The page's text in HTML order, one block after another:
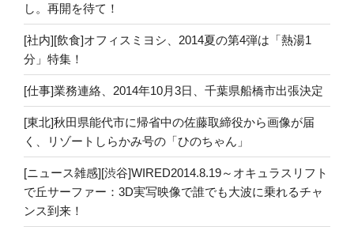
し。再開を待て！
[社内][飲食]オフィスミヨシ、2014夏の第4弾は「熱湯1
分」特集！
[仕事]業務連絡、2014年10月3日、千葉県船橋市出張決定
[東北]秋田県能代市に帰省中の佐藤取締役から画像が届
く、リゾートしらかみ号の「ひのちゃん」
[ニュース雑感][渋谷]WIRED2014.8.19～オキュラスリフト
で丘サーファー：3D実写映像で誰でも大波に乗れるチャ
ンス到来！